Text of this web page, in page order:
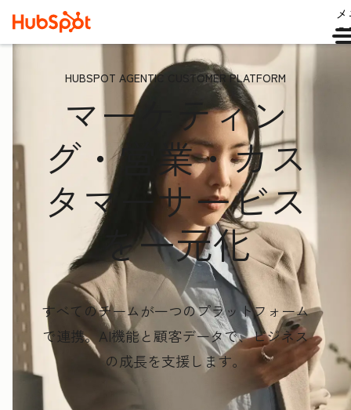
HUBSPOT AGENTIC CUSTOMER PLATFORM
マーケティン
グ・営業・カス
タマーサービス
を一元化
すべてのチームが一つのプラットフォーム
で連携。AI機能と顧客データで、ビジネス
の成長を支援します。